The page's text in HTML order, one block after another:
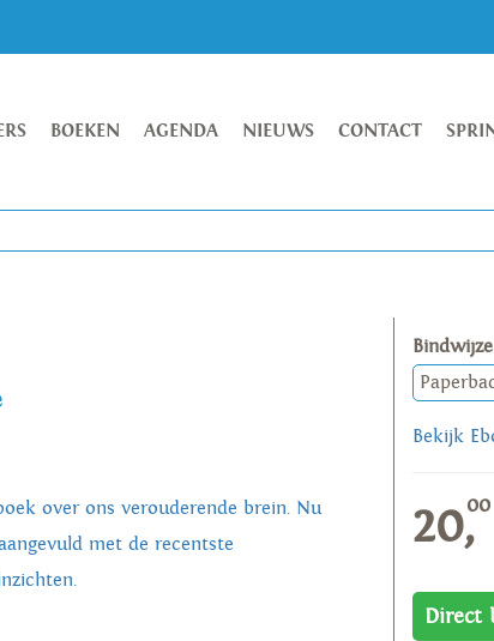
BOEKEN AGENDA NIEUWS CONTACT
over ons verouderende brein. Nu
met de recentste
Bindwijze
Bekijk
20,00
Direct